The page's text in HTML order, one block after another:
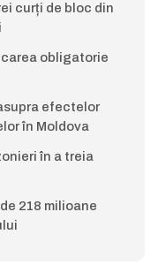
curți de bloc din
obligatorie
efectelor
în Moldova
în a treia
218 milioane